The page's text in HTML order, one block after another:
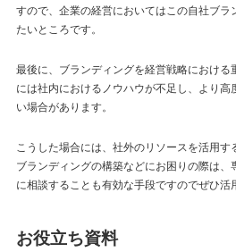
すので、企業の経営においてはこの自社ブラ
たいところです。
最後に、ブランディングを経営戦略におけ
には社内におけるノウハウが不足し、より
い場合があります。
こうした場合には、社外のリソースを活用
ブランディングの構築などにお困りの際は
に相談することも有効な手段ですのでぜひ活
お役立ち資料